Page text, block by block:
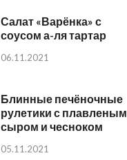
Салат «Варёнка» с
соусом а-ля тартар
06.11.2021
Блинные печёночные
рулетики с плавленым
сыром и чесноком
05.11.2021